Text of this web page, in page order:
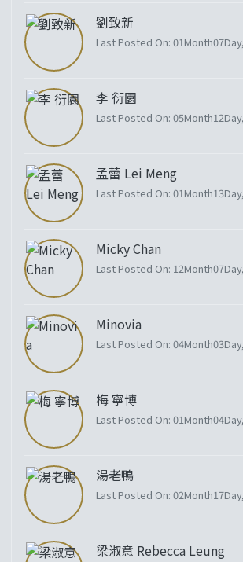
劉致新
Last Posted On:
李 衍園
Last Posted On:
孟蕾 Lei Meng
Last Posted On:
Micky Chan
Last Posted On:
Minovia
Last Posted On:
梅 寧博
Last Posted On:
湯老鴨
Last Posted On:
梁淑意 Rebecca Leung